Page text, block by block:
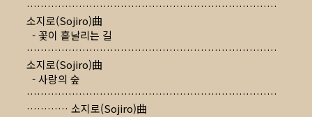
………………………………………………………………
소지로(Sojiro)曲
- 꽃이 흩날리는 길
………………………………………………………………
소지로(Sojiro)曲
- 사랑의 숲
………………………………………………………………
………… 소지로(Sojiro)曲